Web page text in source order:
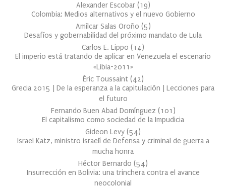
Alexander Escobar (19)
Colombia: Medios alternativos y el nuevo Gobierno
Amílcar Salas Oroño (5)
Desafíos y gobernabilidad del próximo mandato de Lula
Carlos E. Lippo (14)
El imperio está tratando de aplicar en Venezuela el escenario
«Libia-2011»
Éric Toussaint (42)
Grecia 2015 | De la esperanza a la capitulación | Lecciones para
el futuro
Fernando Buen Abad Domínguez (101 )
El capitalismo como sociedad de la Impudicia
Gideon Levy (54)
Israel Katz, ministro israelí de Defensa y criminal de guerra a
mucha honra
Héctor Bernardo (54)
Insurrección en Bolivia: una trinchera contra el avance
neocolonial